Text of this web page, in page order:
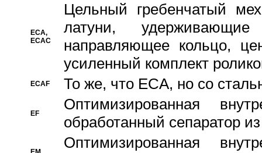
ECA,
ECAC
Цельный гребенчатый
латуни,
направляющее кольцо,
усиленный комплект
ECAF То же, что ECA, но со
EF
Оптимизированная
обработанный сепаратор
Оптимизированная